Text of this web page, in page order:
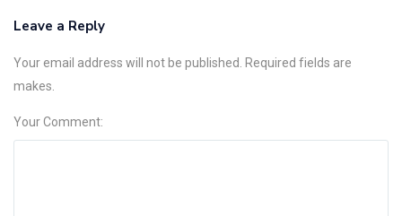
Leave a Reply
Your email address will not be published. Required fields are
makes.
Your Comment: